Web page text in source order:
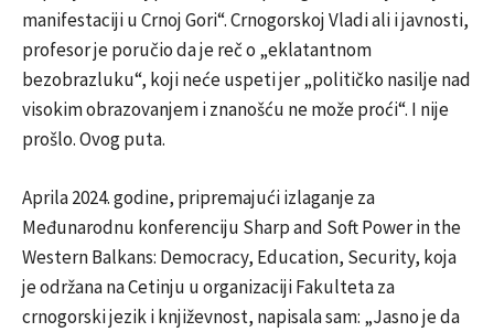
manifestaciji u Crnoj Gori“. Crnogorskoj Vladi ali i javnosti,
profesor je poručio da je reč o „eklatantnom
bezobrazluku“, koji neće uspeti jer „političko nasilje nad
visokim obrazovanjem i znanošću ne može proći“. I nije
prošlo. Ovog puta.
Aprila 2024. godine, pripremajući izlaganje za
Međunarodnu konferenciju Sharp and Soft Power in the
Western Balkans: Democracy, Education, Security, koja
je održana na Cetinju u organizaciji Fakulteta za
crnogorski jezik i književnost, napisala sam: „Jasno je da